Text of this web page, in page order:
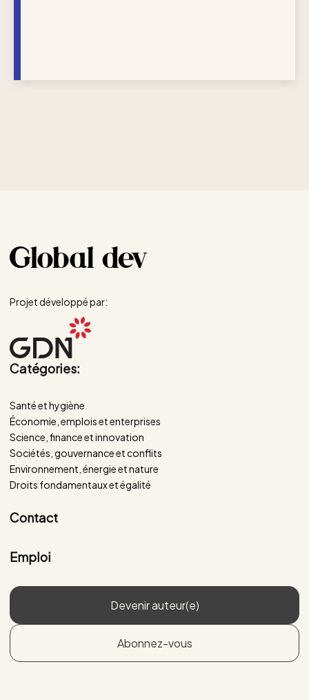
Projet développé par:
Catégories:
Santé et hygiène
Économie, emplois et enterprises
Science, finance et innovation
Sociétés, gouvernance et conflits
Environnement, énergie et nature
Droits fondamentaux et égalité
Contact
Emploi
Devenir auteur(e)
Abonnez-vous